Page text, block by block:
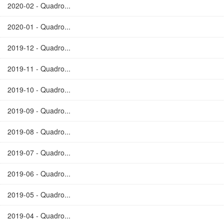
2020-02 - Quadro...
2020-01 - Quadro...
2019-12 - Quadro...
2019-11 - Quadro...
2019-10 - Quadro...
2019-09 - Quadro...
2019-08 - Quadro...
2019-07 - Quadro...
2019-06 - Quadro...
2019-05 - Quadro...
2019-04 - Quadro...